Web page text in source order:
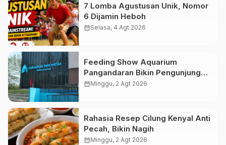
7 Lomba Agustusan Unik, Nomor
6 Dijamin Heboh
calendar_monthSelasa, 4 Agt 2026
Feeding Show Aquarium
Pangandaran Bikin Pengunjung
Terpukau
calendar_monthMinggu, 2 Agt 2026
Rahasia Resep Cilung Kenyal Anti
Pecah, Bikin Nagih
calendar_monthMinggu, 2 Agt 2026